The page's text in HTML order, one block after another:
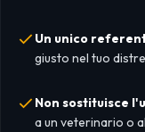
Un unico
giusto nel tuo
Non sostituisce
a un veterinario o